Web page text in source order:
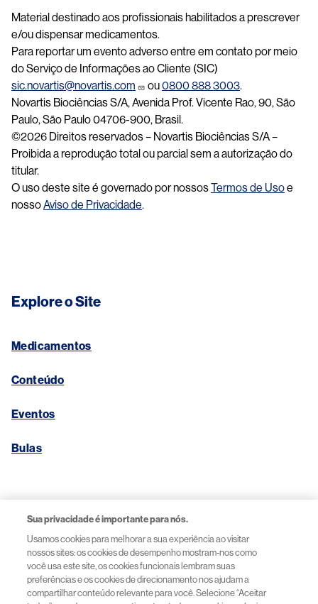
Material destinado aos profissionais habilitados a prescrever
e/ou dispensar medicamentos.
Para reportar um evento adverso entre em contato por meio
do Serviço de Informações ao Cliente (SIC)
sic.novartis@novartis.com
ou0800 888 3003.
Novartis Biociências S/A, Avenida Prof. Vicente Rao, 90, São
Paulo, São Paulo 04706-900, Brasil.
©2026 Direitos reservados – Novartis Biociências S/A –
Proibida a reprodução total ou parcial sem a autorização do
titular.
O uso deste site é governado por nossosTermos de Usoe
nossoAviso de Privacidade.
Explore o Site
Medicamentos
Conteúdo
Eventos
Bulas
Aviso de Privacidade
Termos de Uso
Sua privacidade é importante para nós.
Usamos cookies para melhorar a sua experiência ao visitar
nossos sites: os cookies de desempenho mostram-nos como
você usa este site, os cookies funcionais lembram suas
preferências e os cookies de direcionamento nos ajudam a
compartilhar conteúdo relevante para você. Selecione “Aceitar